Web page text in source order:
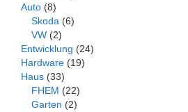
Auto (8)
Skoda (6)
VW (2)
Entwicklung (24)
Hardware (19)
Haus (33)
FHEM (22)
Garten (2)